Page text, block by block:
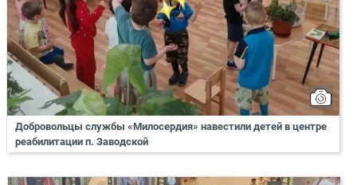
Добровольцы службы «Милосердия» навестили детей в центре
реабилитации п. Заводской